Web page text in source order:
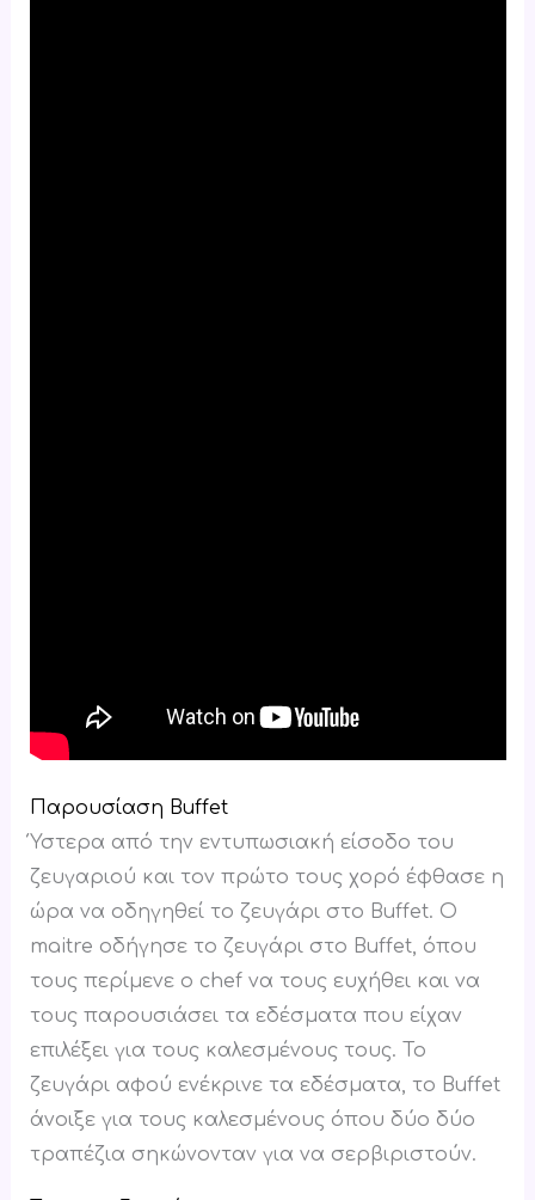
Παρουσίαση Buffet
Ύστερα από την εντυπωσιακή είσοδο του
ζευγαριού και τον πρώτο τους χορό έφθασε η
ώρα να οδηγηθεί το ζευγάρι στο Buffet. Ο
maitre οδήγησε το ζευγάρι στο Buffet, όπου
τους περίμενε ο chef να τους ευχήθει και να
τους παρουσιάσει τα εδέσματα που είχαν
επιλέξει για τους καλεσμένους τους. Το
ζευγάρι αφού ενέκρινε τα εδέσματα, το Buffet
άνοιξε για τους καλεσμένους όπου δύο δύο
τραπέζια σηκώνονταν για να σερβιριστούν.